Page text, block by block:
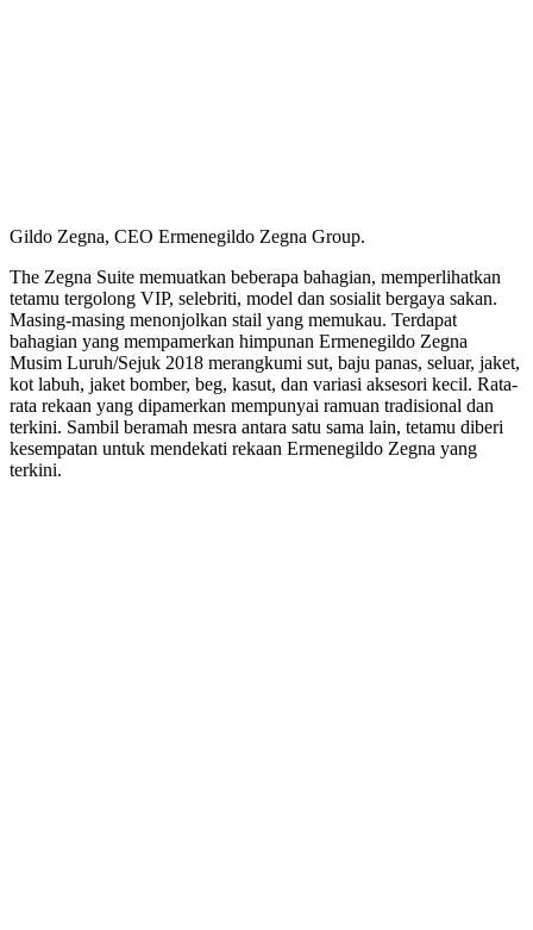
Gildo Zegna, CEO Ermenegildo Zegna Group.
The Zegna Suite memuatkan beberapa bahagian, memperlihatkan
tetamu tergolong VIP, selebriti, model dan sosialit bergaya sakan.
Masing-masing menonjolkan stail yang memukau. Terdapat
bahagian yang mempamerkan himpunan Ermenegildo Zegna
Musim Luruh/Sejuk 2018 merangkumi sut, baju panas, seluar, jaket,
kot labuh, jaket bomber, beg, kasut, dan variasi aksesori kecil. Rata-
rata rekaan yang dipamerkan mempunyai ramuan tradisional dan
terkini. Sambil beramah mesra antara satu sama lain, tetamu diberi
kesempatan untuk mendekati rekaan Ermenegildo Zegna yang
terkini.